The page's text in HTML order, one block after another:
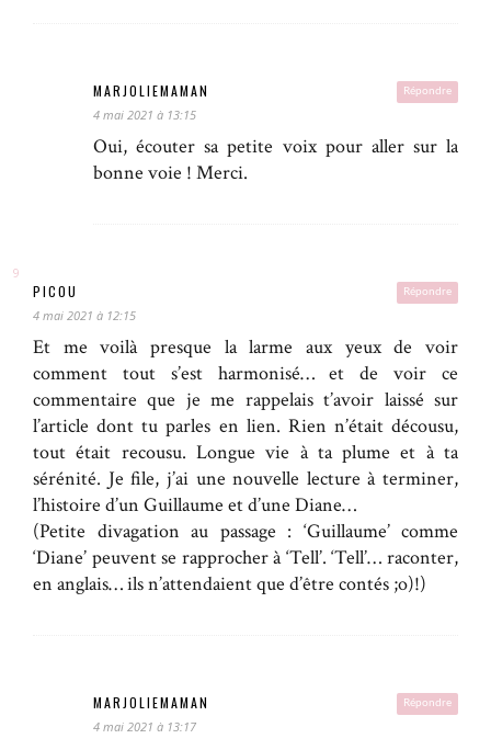
Répondre
MARJOLIEMAMAN
4 mai 2021 à 13:15
Oui, écouter sa petite voix pour aller sur la
bonne voie ! Merci.
Répondre
PICOU
4 mai 2021 à 12:15
Et me voilà presque la larme aux yeux de voir
comment tout s’est harmonisé… et de voir ce
commentaire que je me rappelais t’avoir laissé sur
l’article dont tu parles en lien. Rien n’était décousu,
tout était recousu. Longue vie à ta plume et à ta
sérénité. Je file, j’ai une nouvelle lecture à terminer,
l’histoire d’un Guillaume et d’une Diane…
(Petite divagation au passage : ‘Guillaume’ comme
‘Diane’ peuvent se rapprocher à ‘Tell’. ‘Tell’… raconter,
en anglais… ils n’attendaient que d’être contés ;o)!)
Répondre
MARJOLIEMAMAN
4 mai 2021 à 13:17